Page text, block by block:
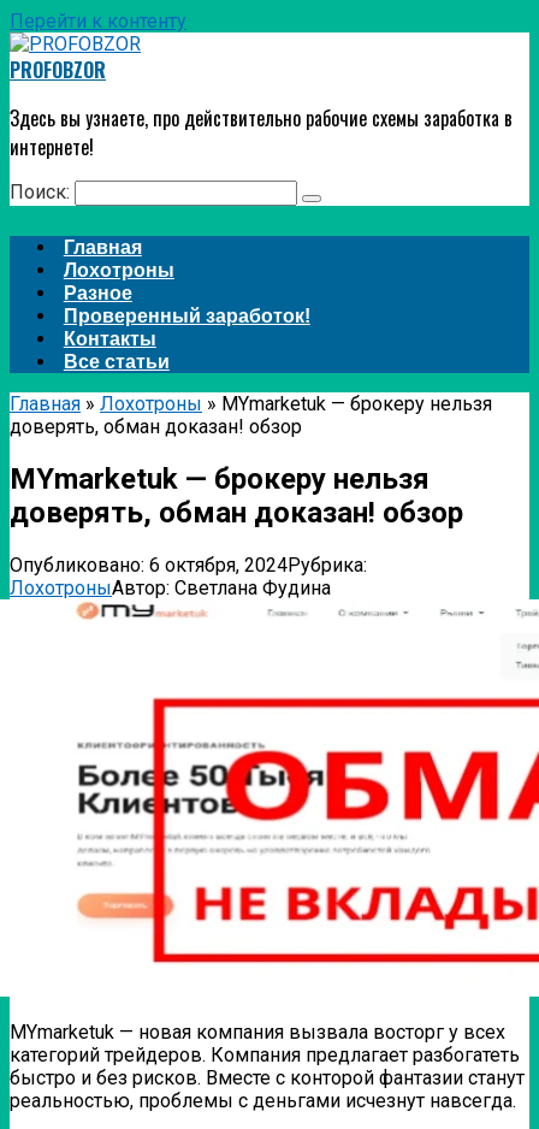
Перейти к контенту
PROFOBZOR
Здесь вы узнаете, про действительно рабочие схемы заработка в
интернете!
Поиск:
Главная
Лохотроны
Разное
Проверенный заработок!
Контакты
Все статьи
Главная » Лохотроны » MYmarketuk — брокеру нельзя
доверять, обман доказан! обзор
MYmarketuk — брокеру нельзя
доверять, обман доказан! обзор
Опубликовано: 6 октября, 2024Рубрика:
ЛохотроныАвтор: Светлана Фудина
MYmarketuk — новая компания вызвала восторг у всех
категорий трейдеров. Компания предлагает разбогатеть
быстро и без рисков. Вместе с конторой фантазии станут
реальностью, проблемы с деньгами исчезнут навсегда.